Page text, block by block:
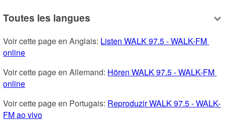
Toutes les langues
Voir cette page en Anglais: Listen WALK 97.5 - WALK-FM
online
Voir cette page en Allemand: Hören WALK 97.5 - WALK-FM
online
Voir cette page en Portugais: Reproduzir WALK 97.5 - WALK-
FM ao vivo